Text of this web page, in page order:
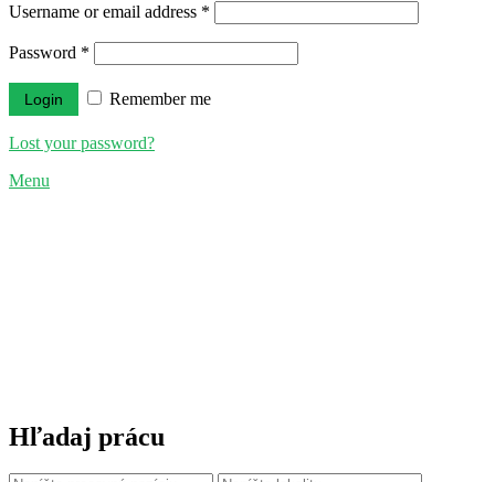
Username or email address *
Password *
Remember me
Lost your password?
Menu
Hľadaj prácu